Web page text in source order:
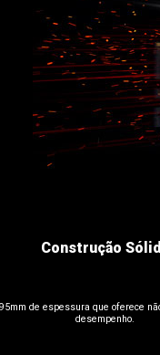
Construção
de espessura que oferece
desempenho.